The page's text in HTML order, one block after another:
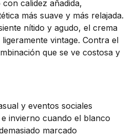
calidez añadida,
más suave y más relajada.
nítido y agudo, el crema
vintage. Contra el
que se ve costosa y
y eventos sociales
invierno cuando el blanco
marcado